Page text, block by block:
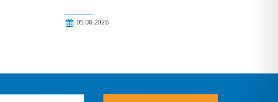
05.08.2026